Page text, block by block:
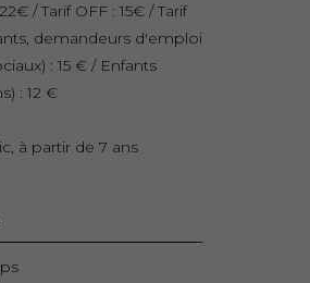
/ Tarif OFF : 15€ / Tarif
demandeurs d'emploi
: 15 € / Enfants
: 12 €
à partir de 7 ans